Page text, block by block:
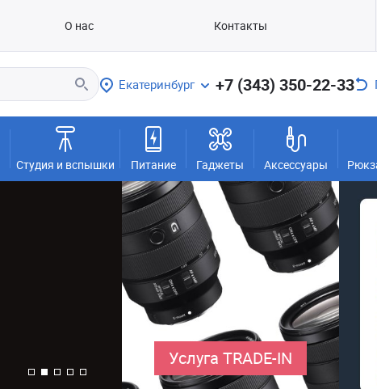
О нас Контакты
Екатеринбург +7 (343) 350-22-33
Студия и вспышки Питание Гаджеты Аксессуары
Услуга TRADE-IN